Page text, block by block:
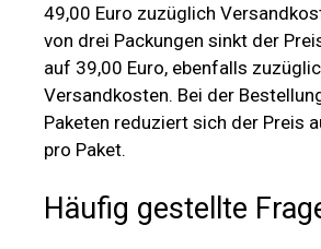
49,00 Euro zuzüglich
von drei Packungen sinkt der
auf 39,00 Euro, ebenfalls
Versandkosten. Bei der
Paketen reduziert sich der Preis
pro Paket.
Häufig gestellte